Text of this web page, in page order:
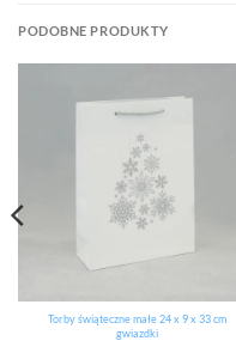
PODOBNE PRODUKTY
Torby świąteczne małe 24 x 9 x 33 cm
gwiazdki